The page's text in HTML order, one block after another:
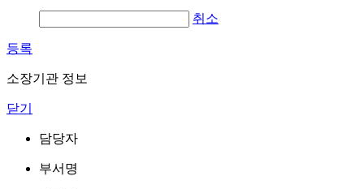
취소
등록
소장기관 정보
닫기
담당자
부서명